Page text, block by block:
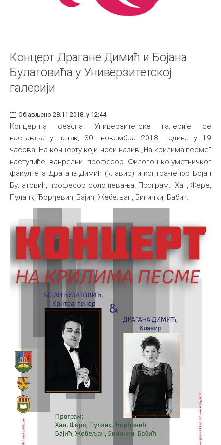
Концерт Драгане Димић и Бојана
Булатовића у Универзитетској
галерији
Објављено 28.11.2018. у 12:44
Концертна сезона Универзитетске галерије се
наставља у петак, 30. новембра 2018. године у 19
часова. На концерту који носи назив „На крилима песме“
наступиће ванредни професор Филолошко-уметничког
факултета Драгана Димић (клавир) и контра-тенор Бојан
Булатовић, професор соло певања. Програм: Хан, Фере,
Пуланк, Ђорђевић, Бајић, Жебељан, Бинички, Бабић.